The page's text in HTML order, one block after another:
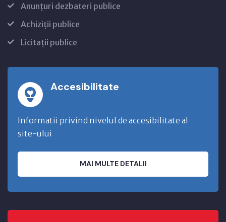
Anunțuri dezbateri publice
Achiziții publice
Licitații publice
Accesibilitate
Informatii privind nivelul de accesibilitate al
site-ului
MAI MULTE DETALII